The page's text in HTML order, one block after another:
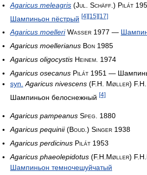
Agaricus meleagris (Jul. Schäff.) Pilát
Шампиньон пёстрый [4][15][17]
Agaricus moelleri Wasser 1977 —
Agaricus moellerianus Bon 1985
Agaricus oligocystis Heinem. 1974
Agaricus osecanus Pilát 1951 —
syn. Agaricus nivescens (F.H. Møller)
Шампиньон белоснежный [4]
Agaricus pampeanus Speg. 1880
Agaricus pequinii (Boud.) Singer 1938
Agaricus perdicinus Pilát 1953
Agaricus phaeolepidotus (F.H.Møller)
Шампиньон темночешуйчатый